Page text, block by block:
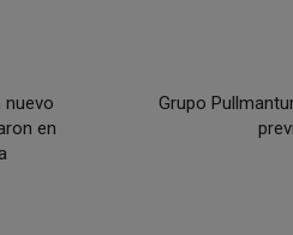
nuevo
en
Grupo